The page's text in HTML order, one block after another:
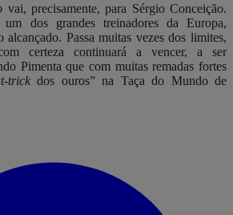
vai, precisamente, para Sérgio Conceição.
dos grandes treinadores da Europa,
alcançado. Passa muitas vezes dos limites,
certeza continuará a vencer, a ser
Pimenta que com muitas remadas fortes
trickdos ouros” na Taça do Mundo de